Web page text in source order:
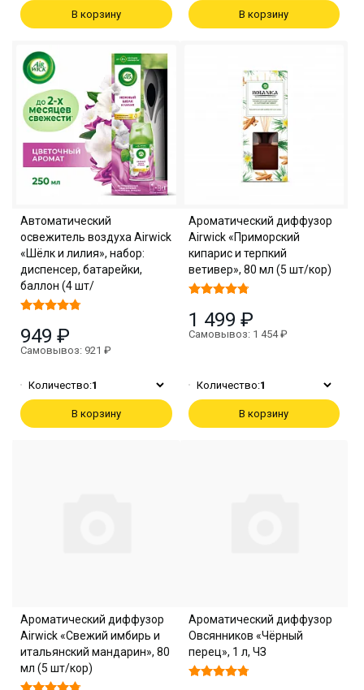
В корзину В корзину
Автоматический
освежитель воздуха Airwick
«Шёлк и лилия», набор:
диспенсер, батарейки,
баллон (4 шт/
949 ₽
Самовывоз: 921 ₽
Количество:1
В корзину
Ароматический диффузор
Airwick «Приморский
кипарис и терпкий
ветивер», 80 мл (5 шт/кор)
1 499 ₽
Самовывоз: 1 454 ₽
Количество:1
В корзину
Ароматический диффузор
Airwick «Свежий имбирь и
итальянский мандарин», 80
мл (5 шт/кор)
Ароматический диффузор
Овсянников «Чёрный
перец», 1 л, ЧЗ